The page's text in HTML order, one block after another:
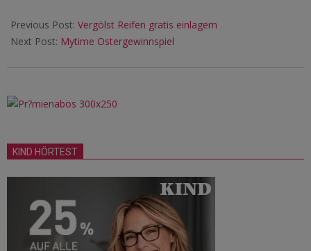
Previous Post: Vergölst Reifen gratis einlagern
Next Post: Mytime Ostergewinnspiel
KIND HÖRTEST